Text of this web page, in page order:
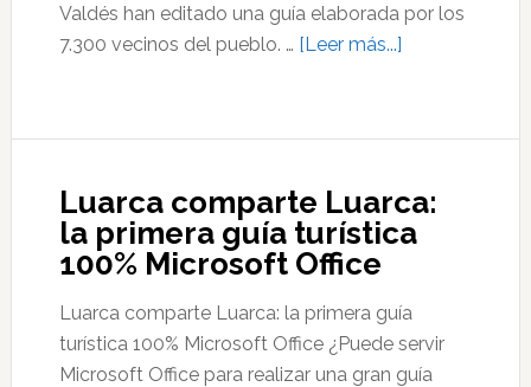
Valdés han editado una guía elaborada por los
7.300 vecinos del pueblo. … [Leer más...]acerca
guía
7.300
autores
Luarca comparte Luarca:
la primera guía turística
100% Microsoft Office
Luarca comparte Luarca: la primera guía
turística 100% Microsoft Office ¿Puede servir
Microsoft Office para realizar una gran guía